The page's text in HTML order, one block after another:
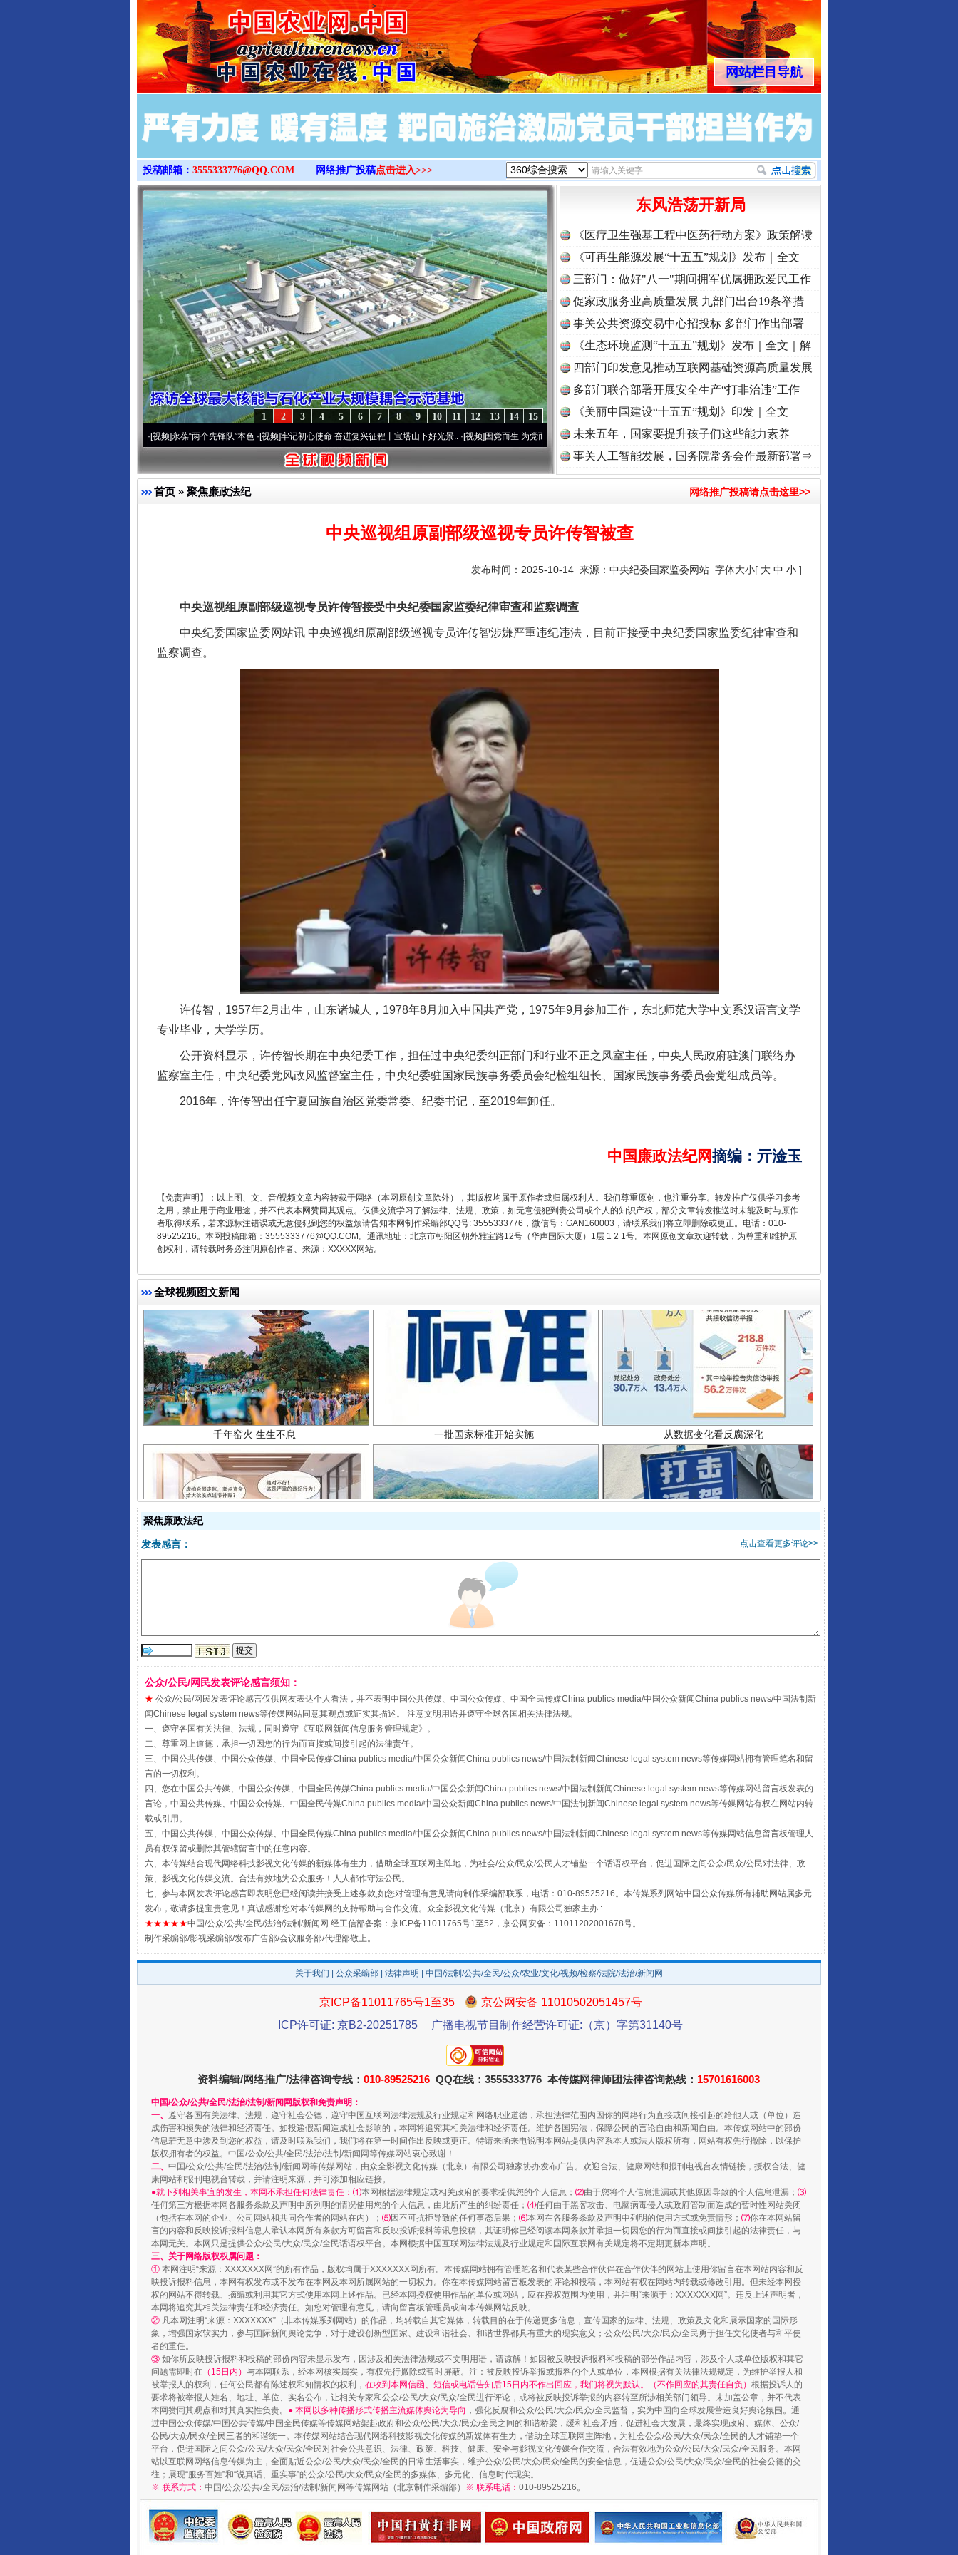
>
网站栏目导航
投稿邮箱： 3555333776@QQ.COM 网络推广投稿点击进入>>>
15
14
13
12
11
10
9
8
7
6
5
4
3
2
1
永葆“两个先锋队”本色·[视频]牢记初心使命 奋进复兴征程丨宝塔山下好光景..·[视频]因党而生 为党而战——百年“纪”事⑧加强纪律..·[视频]牢记初心使命 奋进复兴征程丨“转折之城”激荡..
东风浩荡开新局
《医疗卫生强基工程中医药行动方案》政策解读
《可再生能源发展“十五五”规划》发布｜全文
三部门：做好"八一"期间拥军优属拥政爱民工作
促家政服务业高质量发展 九部门出台19条举措
事关公共资源交易中心招投标 多部门作出部署
《生态环境监测“十五五”规划》发布｜全文｜解
读
四部门印发意见推动互联网基础资源高质量发展
多部门联合部署开展安全生产“打非治违”工作
《美丽中国建设“十五五”规划》印发｜全文
未来五年，国家要提升孩子们这些能力素养
事关人工智能发展，国务院常务会作最新部署⇒
首页 » 聚焦廉政法纪 网络推广投稿请点击这里>>
中央巡视组原副部级巡视专员许传智被查
发布时间：2025-10-14 来源： 中央纪委国家监委网站 字体大小[ 大 中 小 ]
中央巡视组原副部级巡视专员许传智接受中央纪委国家监委纪律审查和监察调查
中央纪委国家监委网站讯 中央巡视组原副部级巡视专员许传智涉嫌严重违纪违法，目前正接受中央纪委国家监委纪律审查和
监察调查。
许传智，1957年2月出生，山东诸城人，1978年8月加入中国共产党，1975年9月参加工作，东北师范大学中文系汉语言文学
专业毕业，大学学历。
公开资料显示，许传智长期在中央纪委工作，担任过中央纪委纠正部门和行业不正之风室主任，中央人民政府驻澳门联络办
监察室主任，中央纪委党风政风监督室主任，中央纪委驻国家民族事务委员会纪检组组长、国家民族事务委员会党组成员等。
2016年，许传智出任宁夏回族自治区党委常委、纪委书记，至2019年卸任。
中国廉政法纪网摘编 ： 亓淦玉
【免责声明】：以上图、文、音/视频文章内容转载于网络（本网原创文章除外），其版权均属于原作者或归属权利人。我们尊重原创，也注重分享。转发推广仅供学习参考
之用，禁止用于商业用途，并不代表本网赞同其观点。仅供交流学习了解法律、法规、政策，如无意侵犯到贵公司或个人的知识产权，部分文章转发推送时未能及时与原作
者取得联系，若来源标注错误或无意侵犯到您的权益烦请告知本网制作采编部QQ号: 3555333776，微信号：GAN160003，请联系我们将立即删除或更正。电话：010-
89525216。本网投稿邮箱：3555333776@QQ.COM。通讯地址：北京市朝阳区朝外雅宝路12号（华声国际大厦）1层 1 2 1号。本网原创文章欢迎转载，为尊重和维护原
创权利，请转载时务必注明原创作者、来源：XXXXX网站。
全球视频图文新闻
完善运行机制助力责任有效落实 一纸欠条伤亲情 巡回调解促和解..
让核能赋能千行百业
千年窑火 生生不息 一批国家标准开始实施 从数据变化看反腐深化
酒驾未被当场查获能处罚吗
受贿1.44亿！段成刚被判无期 从幼儿园到大学，有这些资助
全民健身五年计划来了！等你上场 事关残疾人未来5年
阿坝州三大球赛在茂县开幕
国家大学科技园优化重塑工作 镜头丨大暑三秋近 山西：不断增强治理腐败综合效能
扯下公款旅游的“隐身衣” 如何以同查同治破解风腐交织难题
聚焦廉政法纪
点击查看更多评论>>
发表感言：
公众/公民/网民发表评论感言须知：
★ 公众/公民/网民发表评论感言仅供网友表达个人看法，并不表明中国公共传媒、中国公众传媒、中国全民传媒China publics media/中国公众新闻China publics news/中国法制新
闻Chinese legal system news等传媒网站同意其观点或证实其描述。 注意文明用语并遵守全球各国相关法律法规。
一、遵守各国有关法律、法规，同时遵守《互联网新闻信息服务管理规定》。
二、尊重网上道德，承担一切因您的行为而直接或间接引起的法律责任。
三、中国公共传媒、中国公众传媒、中国全民传媒China publics media/中国公众新闻China publics news/中国法制新闻Chinese legal system news等传媒网站拥有管理笔名和留
言的一切权利。
四、您在中国公共传媒、中国公众传媒、中国全民传媒China publics media/中国公众新闻China publics news/中国法制新闻Chinese legal system news等传媒网站留言板发表的
言论，中国公共传媒、中国公众传媒、中国全民传媒China publics media/中国公众新闻China publics news/中国法制新闻Chinese legal system news等传媒网站有权在网站内转
载或引用。
五、中国公共传媒、中国公众传媒、中国全民传媒China publics media/中国公众新闻China publics news/中国法制新闻Chinese legal system news等传媒网站信息留言板管理人
员有权保留或删除其管辖留言中的任意内容。
六、本传媒结合现代网络科技影视文化传媒的新媒体有生力，借助全球互联网主阵地，为社会/公众/民众/公民人才铺垫一个话语权平台，促进国际之间公众/民众/公民对法律、政
策、影视文化传媒交流。合法有效地为公众服务！人人都作守法公民。
七、参与本网发表评论感言即表明您已经阅读并接受上述条款,如您对管理有意见请向制作采编部联系，电话：010-89525216。本传媒系列网站中国公众传媒所有辅助网站属多元
发布，敬请多提宝贵意见！真诚感谢您对本传媒网的支持帮助与合作交流。众全影视文化传媒（北京）有限公司独家主办 :
★★★★★中国/公众/公共/全民/法治/法制/新闻网 经工信部备案：京ICP备11011765号1至52，京公网安备：11011202001678号。
制作采编部/影视采编部/发布广告部/会议服务部/代理部敬上。
关于我们 公众采编部 法律声明 | 中国/法制/公共/全民/公众/农业/文化/视频/检察/法院/法治/新闻网
京ICP备11011765号1至35
京公网安备 11010502051457号
ICP许可证: 京B2-20251785
广播电视节目制作经营许可证:（京）字第31140号
资料编辑/网络推广/法律咨询专线： 010-89525216 QQ在线：3555333776 本传媒网律师团法律咨询热线： 15701616003
中国/公众/公共/全民/法治/法制/新闻网版权和免责声明：
一、 遵守各国有关法律、法规，遵守社会公德，遵守中国互联网法律法规及行业规定和网络职业道德，承担法律范围内因你的网络行为直接或间接引起的给他人或（单位）造
成伤害和损失的法律和经济责任。如投递假新闻造成社会影响的，本网将追究其相关法律和经济责任。维护各国宪法，保障公民的言论自由和新闻自由。本传媒网站中的部份
信息若无意中涉及到您的权益，请及时联系我们，我们将在第一时间作出反映或更正。特请来函来电说明本网站提供内容系本人或法人版权所有，网站有权先行撤除，以保护
版权拥有者的权益。中国/公众/公共/全民/法治/法制/新闻网等传媒网站衷心致谢！
二、 中国/公众/公共/全民/法治/法制/新闻网等传媒网站，由众全影视文化传媒（北京）有限公司独家协办发布广告。欢迎合法、健康网站和报刊电视台友情链接，授权合法、健
康网站和报刊电视台转载，并请注明来源，并可添加相应链接。
●就下列相关事宜的发生，本网不承担任何法律责任：⑴本网根据法律规定或相关政府的要求提供您的个人信息； ⑵由于您将个人信息泄漏或其他原因导致的个人信息泄漏； ⑶
任何第三方根据本网各服务条款及声明中所列明的情况使用您的个人信息，由此所产生的纠纷责任； ⑷任何由于黑客攻击、电脑病毒侵入或政府管制而造成的暂时性网站关闭
（包括在本网的企业、公司网站和共同合作者的网站在内）； ⑸因不可抗拒导致的任何事态后果； ⑹本网在各服务条款及声明中列明的使用方式或免责情形； ⑺你在本网站留
言的内容和反映投诉报料信息人承认本网所有条款方可留言和反映投诉报料等讯息投稿，其证明你已经阅读本网条款并承担一切因您的行为而直接或间接引起的法律责任，与
本网无关。本网只是提供公众/公民/大众/民众/全民话语权平台。本网根据中国互联网法律法规及行业规定和国际互联网有关规定将不定期更新本声明。
三、关于网络版权权属问题：
① 本网注明“来源：XXXXXXX网”的所有作品，版权均属于XXXXXXX网所有。本传媒网站拥有管理笔名和代表某些合作伙伴在合作伙伴的网站上使用你留言在本网站内容和反
映投诉报料信息，本网有权发布或不发布在本网及本网所属网站的一切权力。你在本传媒网站留言板发表的评论和投稿，本网站有权在网站内转载或修改引用。但未经本网授
权的网站不得转载、摘编或利用其它方式使用本网上述作品。已经本网授权使用作品的单位或网站，应在授权范围内使用，并注明“来源于：XXXXXXX网”。违反上述声明者，
本网将追究其相关法律责任和经济责任。如您对管理有意见，请向留言板管理员或向本传媒网站反映。
② 凡本网注明“来源：XXXXXXX”（非本传媒系列网站）的作品，均转载自其它媒体，转载目的在于传递更多信息，宣传国家的法律、法规、政策及文化和展示国家的国际形
象，增强国家软实力，参与国际新闻舆论竞争，对于建设创新型国家、建设和谐社会、和谐世界都具有重大的现实意义；公众/公民/大众/民众/全民勇于担任文化使者与和平使
者的重任。
③ 如你所反映投诉报料和投稿的部份内容未显示发布，因涉及相关法律法规或不文明用语，请谅解！如因被反映投诉报料和投稿的部份作品内容，涉及个人或单位版权和其它
问题需即时在 （15日内） 与本网联系，经本网核实属实，有权先行撤除或暂时屏蔽。注：被反映投诉举报或报料的个人或单位，本网根据有关法律法规规定，为维护举报人和
被举报人的权利，任何公民都有陈述权和知情权的权利， 在收到本网信函、短信或电话告知后15日内不作出回应，我们将视为默认。（不作回应的其责任自负） 根据投诉人的
要求将被举报人姓名、地址、单位、实名公布，让相关专家和公众/公民/大众/民众/全民进行评论，或将被反映投诉举报的内容转至所涉相关部门领导。未加盖公章，并不代表
本网赞同其观点和对其真实性负责。 ● 本网以多种传播形式传播主流媒体舆论为导向 ，强化反腐和公众/公民/大众/民众/全民监督，实为中国向全球发展营造良好舆论氛围。通
过中国公众传媒/中国公共传媒/中国全民传媒等传媒网站架起政府和公众/公民/大众/民众/全民之间的和谐桥梁，缓和社会矛盾，促进社会大发展，最终实现政府、媒体、公众/
公民/大众/民众/全民三者的和谐统一。本传媒网站结合现代网络科技影视文化传媒的新媒体有生力，借助全球互联网主阵地，为社会公众/公民/大众/民众/全民的人才铺垫一个
平台，促进国际之间公众/公民/大众/民众/全民对社会公共意识、法律、政策、科技、健康、安全与影视文化传媒合作交流，合法有效地为公众/公民/大众/民众/全民服务。本网
站以互联网网络信息传媒为主，全面贴近公众/公民/大众/民众/全民的日常生活事实，维护公众/公民/大众/民众/全民的安全信息，促进公众/公民/大众/民众/全民的社会公德的交
往；展现“服务百姓”和“说真话、重实事”的公众/公民/大众/民众/全民的多媒体、多元化、信息时代现实。
※ 联系方式： 中国/公众/公共/全民/法治/法制/新闻网等传媒网站（北京制作采编部） ※ 联系电话： 010-89525216。